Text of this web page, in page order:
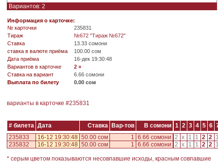
Вариантов: 2
Информация о карточке:
№ карточки
235831
Tираж
№672 "Тираж №672"
Ставка
13.33 сомони
ставка в валюте приёма
100.00 сом
Дата приёма
16-дек 19:30:48
Вариантов в карточке
2 »
Ставка на вариант
6.66 сомони
Выплата по билету
0.00 сом
варианты в карточке #235831
# билета Дата Ставка Вар-тов В сомони 1 2 3 4 5 6
235833
16-12 19:30:48 50.00 сом 1 6.66 сомони 2 x 1 1 2 2
235832
16-12 19:30:48 50.00 сом 1 6.66 сомони 2 x 1 1 2 2
* серым цветом показываются несовпавшие исходы, красным совпавшие